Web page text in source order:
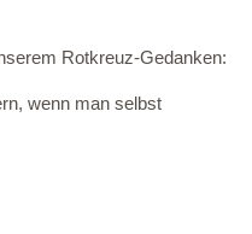
Rotkreuz-Gedanken:
wenn man selbst